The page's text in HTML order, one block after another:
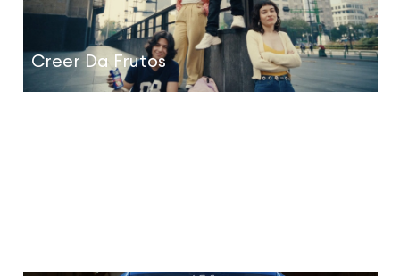
Creer Da Frutos